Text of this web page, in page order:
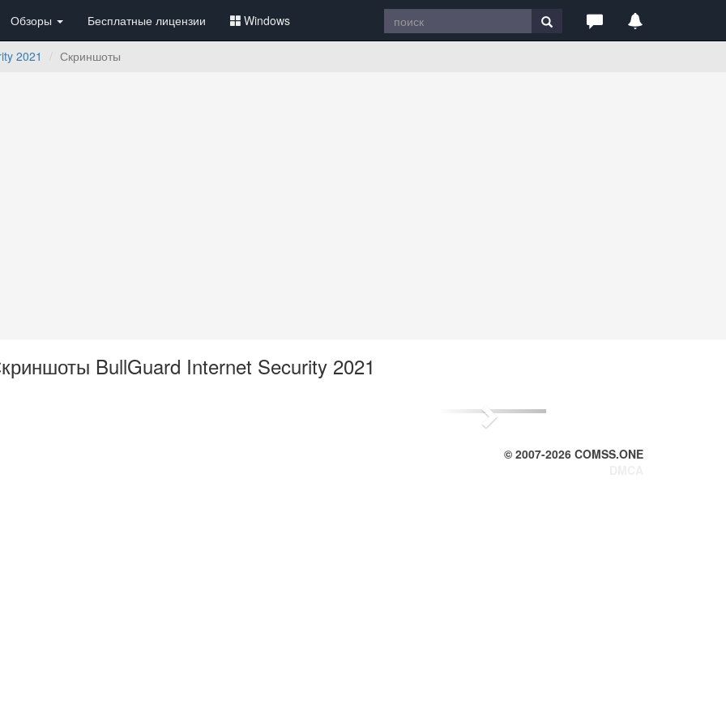
Обзоры Бесплатные лицензии Windows
2021 Скриншоты
BullGuard Internet Security 2021
Next
© 2007-2026 COMSS.ONE